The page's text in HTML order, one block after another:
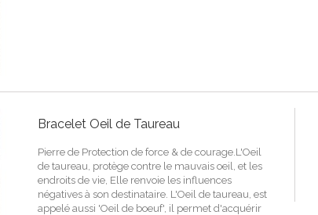
Bracelet Oeil de Taureau
Pierre de Protection de force & de courage.L'Oeil
de taureau, protège contre le mauvais oeil, et les
endroits de vie, Elle renvoie les influences
négatives à son destinataire. L'Oeil de taureau, est
appelé aussi 'Oeil de boeuf', il permet d'acquérir